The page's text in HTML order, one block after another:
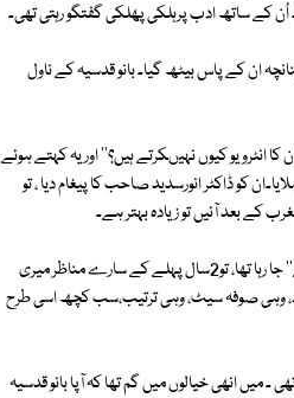
اُن کے ساتھ ادب پرہلکی پھلکی گفتگو رہتی تھی۔
ان کے پاس بیٹھ گیا۔ بانو قدسیہ کے ناول
انٹرویو کیوں نہیںکرتے ہیں؟'' اور یہ کہتے ہوئے
کو ڈاکٹر انورسدید صاحب کا پیغام دیا ، تو
کے بعد آئیں تو زیادہ بہتر ہے۔
اُس وقت میری کوئی اور مصروفیت نہیں ہو گی ''۔ دوسرے روز مغرب کے بعد جب میں ''داستان سرائے'' جا رہا تھا، تو2سال پہلے کے سارے مناظر میری
وہی صوفہ سیٹ، وہی ترتیب،سب کچھ اسی طرح
ہوئی تھی ۔ میں انھی خیالوں میں گم تھا کہ آپا بانو قدسیہ